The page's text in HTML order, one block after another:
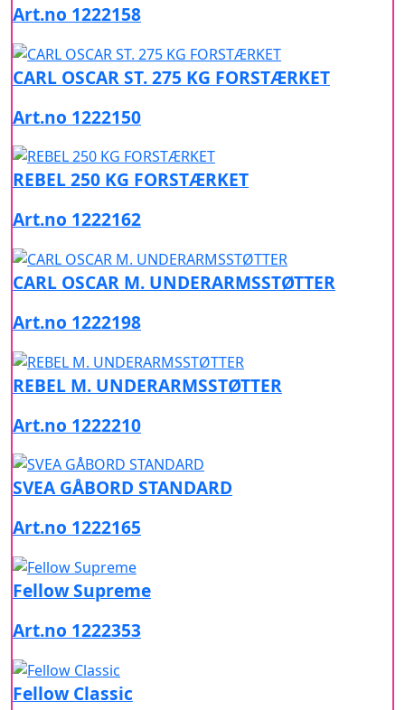
Art.no 1222158
CARL OSCAR ST. 275 KG FORSTÆRKET
Art.no 1222150
REBEL 250 KG FORSTÆRKET
Art.no 1222162
CARL OSCAR M. UNDERARMSSTØTTER
Art.no 1222198
REBEL M. UNDERARMSSTØTTER
Art.no 1222210
SVEA GÅBORD STANDARD
Art.no 1222165
Fellow Supreme
Art.no 1222353
Fellow Classic